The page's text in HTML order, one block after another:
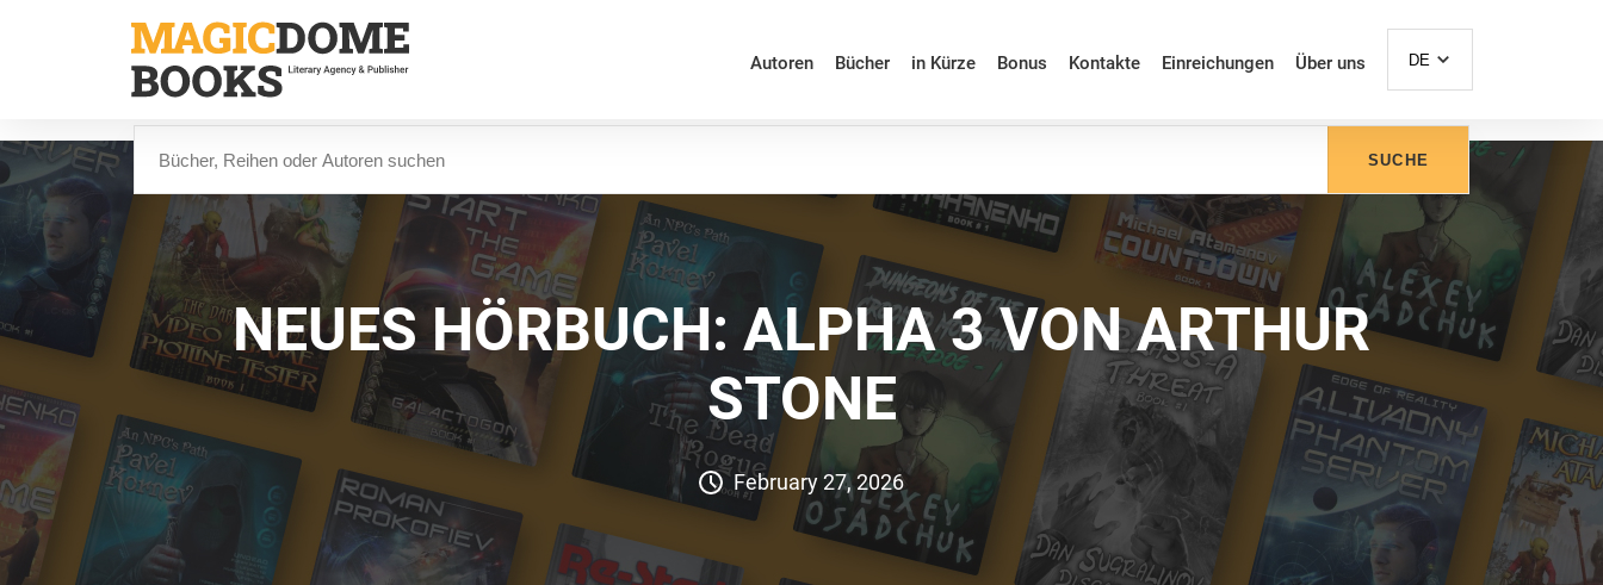
Autoren Bücher in Kürze Bonus Kontakte Einreichungen Über uns DE
SUCHE
NEUES HÖRBUCH: ALPHA 3 VON ARTHUR
STONE
February 27, 2026